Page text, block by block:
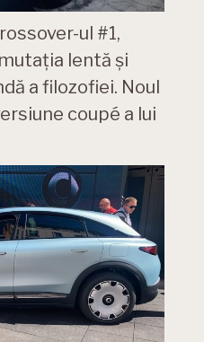
ul #1,
lentă și
a filozofiei. Noul
coupé a lui